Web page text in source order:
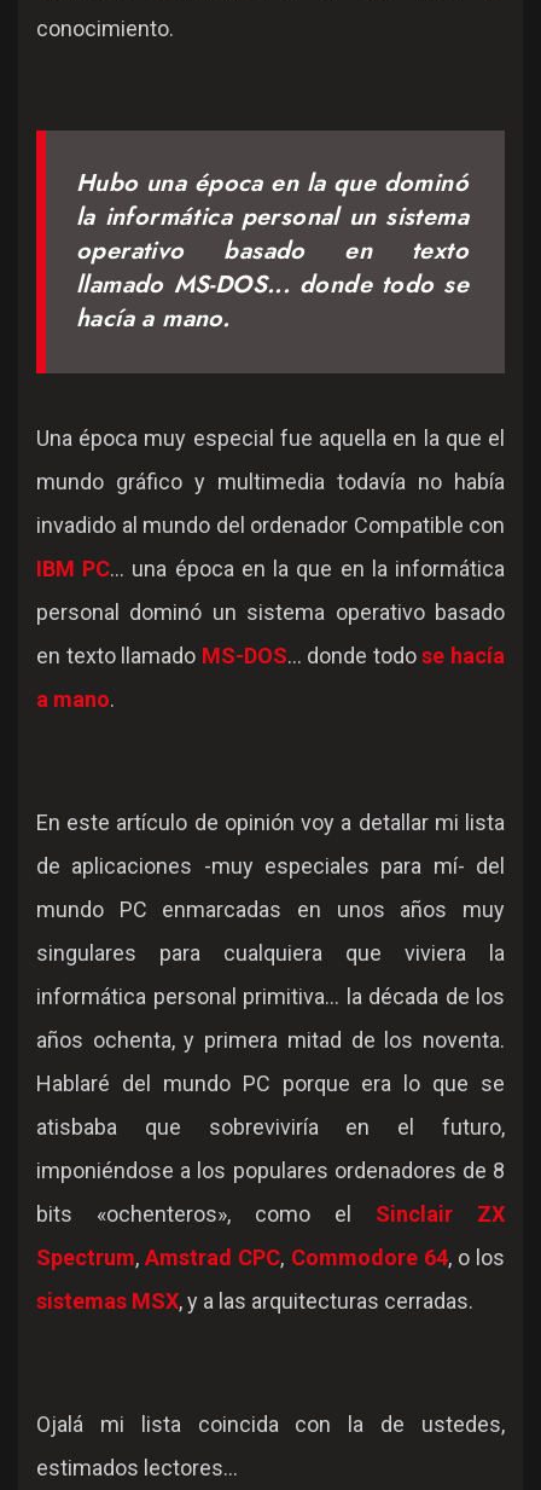
conocimiento.
Hubo una época en la que dominó
la informática personal un sistema
operativo basado en texto
llamado MS-DOS... donde todo se
hacía a mano.
Una época muy especial fue aquella en la que el
mundo gráfico y multimedia todavía no había
invadido al mundo del ordenador Compatible con
IBM PC... una época en la que en la informática
personal dominó un sistema operativo basado
en texto llamado MS-DOS... donde todose hacía
a mano.
En este artículo de opinión voy a detallar mi lista
de aplicaciones -muy especiales para mí- del
mundo PC enmarcadas en unos años muy
singulares para cualquiera que viviera la
informática personal primitiva... la década de los
años ochenta, y primera mitad de los noventa.
Hablaré del mundo PC porque era lo que se
atisbaba que sobreviviría en el futuro,
imponiéndose a los populares ordenadores de 8
bits «ochenteros», como el Sinclair ZX
Spectrum,Amstrad CPC, Commodore 64, o los
sistemas MSX, y a las arquitecturas cerradas.
Ojalá mi lista coincida con la de ustedes,
estimados lectores...